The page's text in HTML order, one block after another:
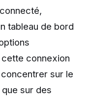
tableau de bord
connexion
sur le
sur des